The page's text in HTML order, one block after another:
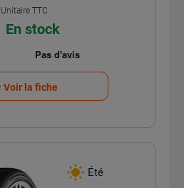
Unitaire TTC
En stock
Voir la fiche
Été